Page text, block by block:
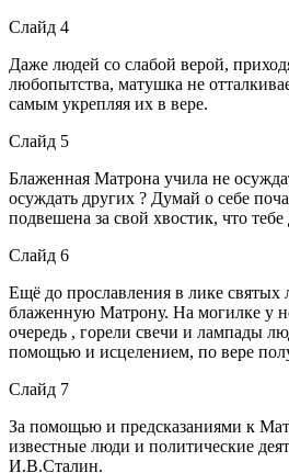
Слайд 4
Даже людей со слабой верой,
любопытства, матушка не
самым укрепляя их в вере.
Слайд 5
Блаженная Матрона учила не
осуждать других ? Думай о себе
подвешена за свой хвостик, что
Слайд 6
Ещё до прославления в лике святых
блаженную Матрону. На могилке у
очередь , горели свечи и лампады
помощью и исцелением, по вере
Слайд 7
За помощью и предсказаниями к
известные люди и политические
И.В.Сталин.